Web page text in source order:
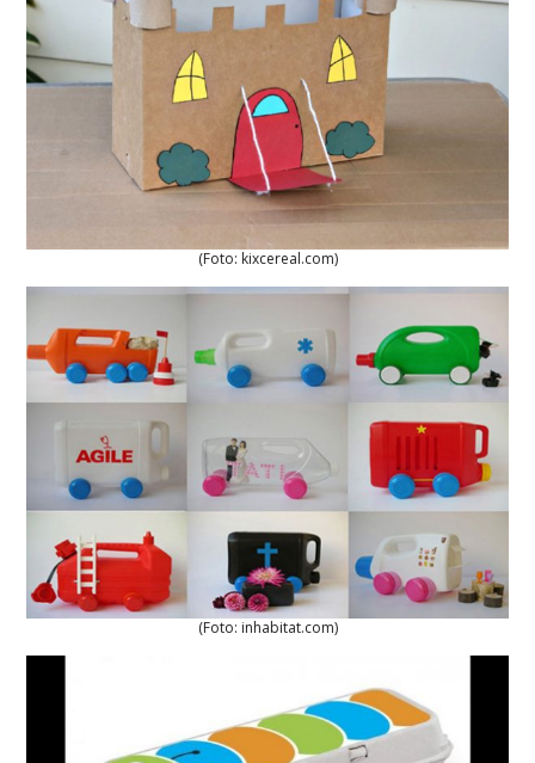
(Foto: kixcereal.com)
(Foto: inhabitat.com)